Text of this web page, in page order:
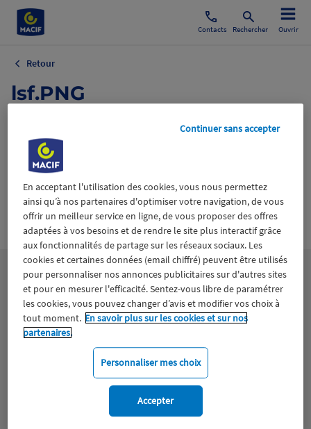
Contacts Rechercher Ouvrir
Retour
lsf.PNG
Certifié avecWiztrust
trusted
sources
En acceptant l'utilisation des cookies, vous nous permettez
ainsi qu’à nos partenaires d'optimiser votre navigation, de vous
offrir un meilleur service en ligne, de vous proposer des offres
adaptées à vos besoins et de rendre le site plus interactif grâce
aux fonctionnalités de partage sur les réseaux sociaux. Les
cookies et certaines données (email chiffré) peuvent être utilisés
pour personnaliser nos annonces publicitaires sur d'autres sites
et pour en mesurer l'efficacité. Sentez-vous libre de paramétrer
les cookies, vous pouvez changer d’avis et modifier vos choix à
tout moment. En savoir plus sur les cookies et sur nos
partenaires.
Personnaliser mes choix
Continuer sans accepter
Accepter